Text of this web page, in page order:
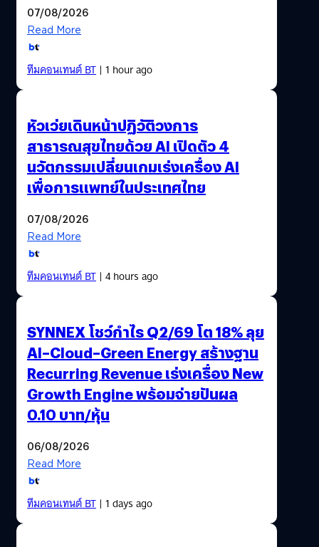
07/08/2026
Read More
ทีมคอนเทนต์ BT| 1 hour ago
หัวเว่ยเดินหน้าปฏิวัติวงการ
สาธารณสุขไทยด้วย AI เปิดตัว 4
นวัตกรรมเปลี่ยนเกมเร่งเครื่อง AI
เพื่อการแพทย์ในประเทศไทย
07/08/2026
Read More
ทีมคอนเทนต์ BT| 4 hours ago
SYNNEX โชว์กำไร Q2/69 โต 18% ลุย
AI–Cloud–Green Energy สร้างฐาน
Recurring Revenue เร่งเครื่อง New
Growth Engine พร้อมจ่ายปันผล
0.10 บาท/หุ้น
06/08/2026
Read More
ทีมคอนเทนต์ BT| 1 days ago